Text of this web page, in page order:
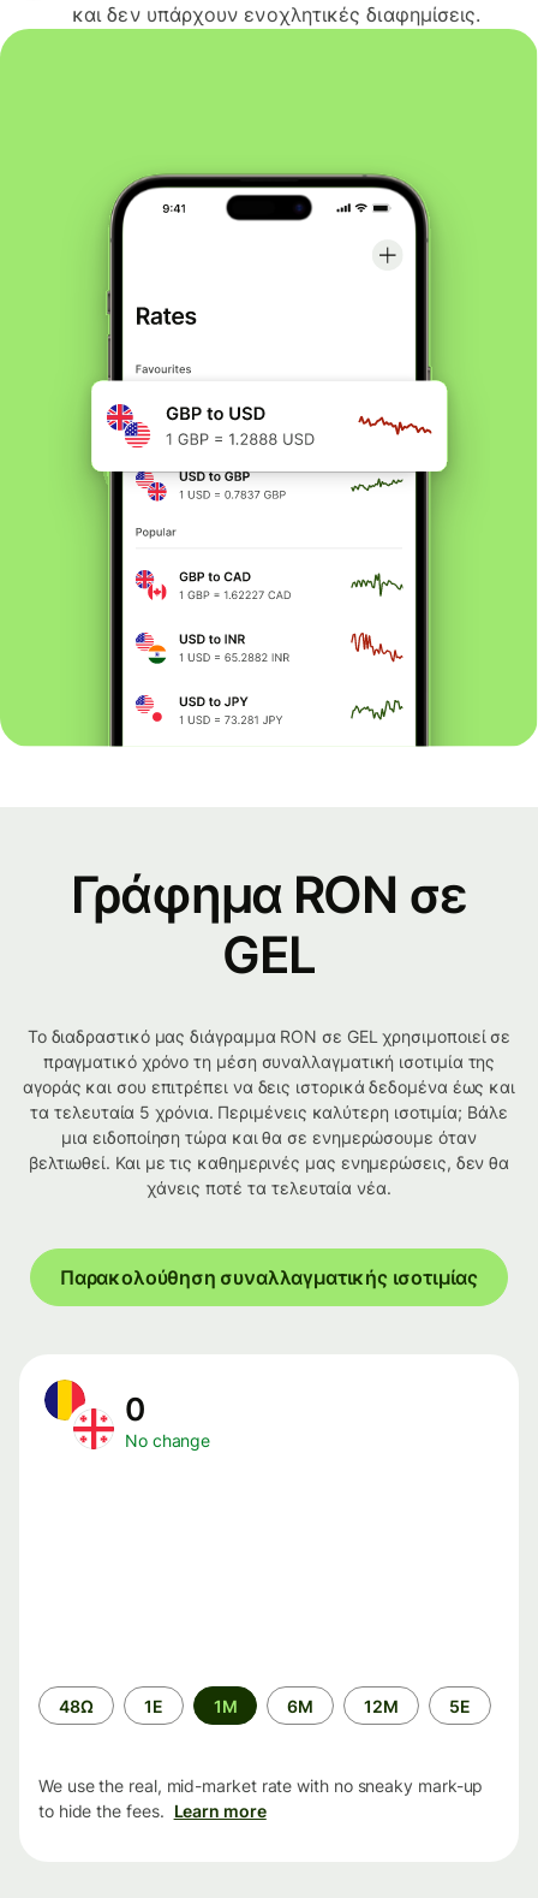
και δεν υπάρχουν ενοχλητικές διαφημίσεις.
Γράφημα RON σε
GEL
Το διαδραστικό μας διάγραμμα RON σε GEL χρησιμοποιεί σε
πραγματικό χρόνο τη μέση συναλλαγματική ισοτιμία της
αγοράς και σου επιτρέπει να δεις ιστορικά δεδομένα έως και
τα τελευταία 5 χρόνια. Περιμένεις καλύτερη ισοτιμία; Βάλε
μια ειδοποίηση τώρα και θα σε ενημερώσουμε όταν
βελτιωθεί. Και με τις καθημερινές μας ενημερώσεις, δεν θα
χάνεις ποτέ τα τελευταία νέα.
Παρακολούθηση συναλλαγματικής ισοτιμίας
0
No change
Time
period
48Ω 1Ε 1M 6M 12M 5Ε
We use the real, mid-market rate with no sneaky mark-up
to hide the fees. Learn more